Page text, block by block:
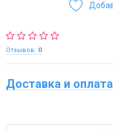
Отзывов: 0
Доставка и оплата